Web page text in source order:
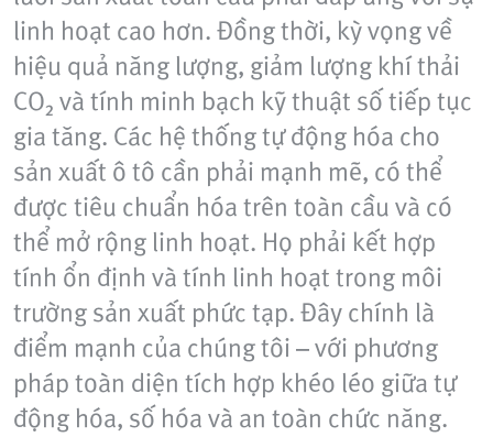
linh hoạt cao hơn. Đồng thời, kỳ vọng về
hiệu quả năng lượng, giảm lượng khí thải
CO₂ và tính minh bạch kỹ thuật số tiếp tục
gia tăng. Các hệ thống tự động hóa cho
sản xuất ô tô cần phải mạnh mẽ, có thể
được tiêu chuẩn hóa trên toàn cầu và có
thể mở rộng linh hoạt. Họ phải kết hợp
tính ổn định và tính linh hoạt trong môi
trường sản xuất phức tạp. Đây chính là
điểm mạnh của chúng tôi – với phương
pháp toàn diện tích hợp khéo léo giữa tự
động hóa, số hóa và an toàn chức năng.